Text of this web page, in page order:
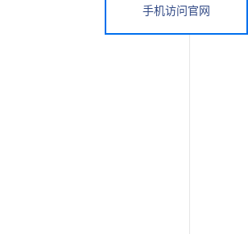
手机访问官网